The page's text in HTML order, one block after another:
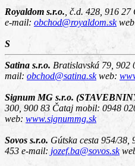
Royaldom s.r.o. č.d. 428, 916 27
e-mail: obchod@royaldom.sk
S
Satina s.r.o. Bratislavská 79, 902
mail: obchod@satina.skweb:
Signum MG s.r.o.
300, 900 83 Čataj mobil: 0948
web: www.signummg.sk
Sovos s.r.o. Gútska cesta 954/38,
453 e-mail: jozef.ba@sovos.sk